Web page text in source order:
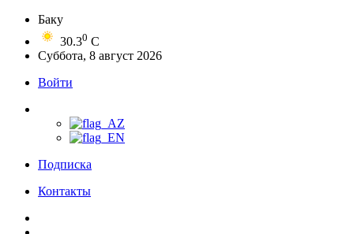
Баку
30.30 C
Суббота, 8 август 2026
Войти
Подписка
Контакты